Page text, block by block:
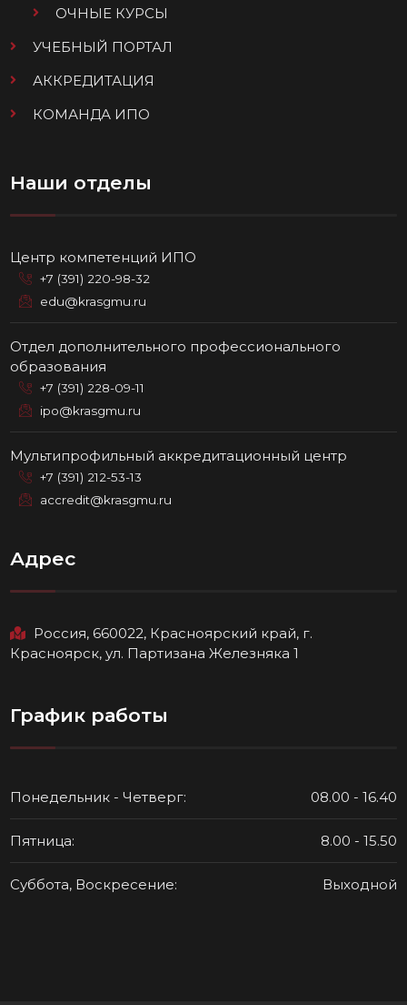
ОЧНЫЕ КУРСЫ
УЧЕБНЫЙ ПОРТАЛ
АККРЕДИТАЦИЯ
КОМАНДА ИПО
Наши отделы
Центр компетенций ИПО
+7 (391) 220-98-32
edu@krasgmu.ru
Отдел дополнительного профессионального
образования
+7 (391) 228-09-11
ipo@krasgmu.ru
Мультипрофильный аккредитационный центр
+7 (391) 212-53-13
accredit@krasgmu.ru
Адрес
Россия, 660022, Красноярский край, г.
Красноярск, ул. Партизана Железняка 1
График работы
Понедельник - Четверг: 08.00 - 16.40
Пятница: 8.00 - 15.50
Суббота, Воскресение: Выходной